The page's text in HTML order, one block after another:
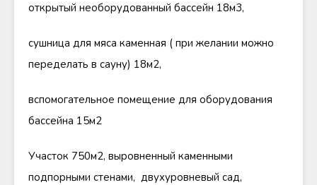
открытый необорудованный бассейн 18м3,
сушница для мяса каменная ( при желании можно
переделать в сауну) 18м2,
вспомогательное помещение для оборудования
бассейна 15м2
Участок 750м2, выровненный каменными
подпорными стенами, двухуровневый сад,